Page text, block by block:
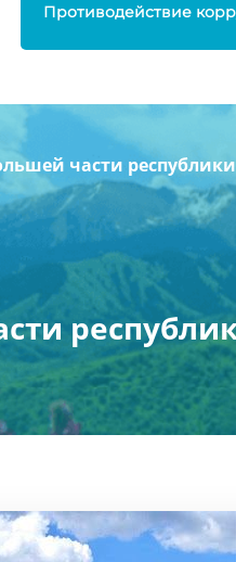
Противодействие
части республики